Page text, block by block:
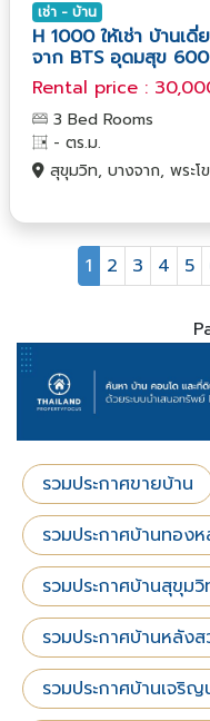
เช่า - บ้าน
H 1000 ให้เช่า บ้านเ
จาก BTS อุดมสุข
Rental price :
3 Bed Rooms
- ตร.ม.
สุขุมวิท, บางจาก, พระโ
1 2 3 4 5
รวมประกาศขายบ้าน
รวมประกาศบ้านทอ
รวมประกาศบ้านสุขุม
รวมประกาศบ้านหลัง
รวมประกาศบ้านเจริ